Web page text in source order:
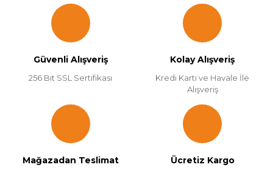
Güvenli Alışveriş
256 Bit SSL Sertifikası
Kolay Alışveriş
Kredi Kartı ve Havale İle
Alışveriş
Mağazadan Teslimat Ücretiz Kargo